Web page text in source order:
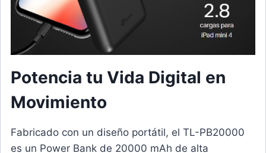
Potencia tu Vida Digital en
Movimiento
Fabricado con un diseño portátil, el TL-PB20000
es un Power Bank de 20000 mAh de alta